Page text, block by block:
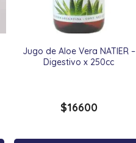
Jugo de Aloe Vera NATIER –
Digestivo x 250cc
$16600